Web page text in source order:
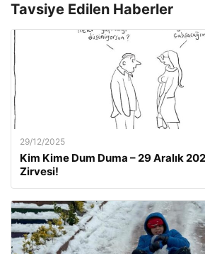
Tavsiye Edilen Haberler
29/12/2025
Kim Kime Dum Duma – 29 Aralık
Zirvesi!